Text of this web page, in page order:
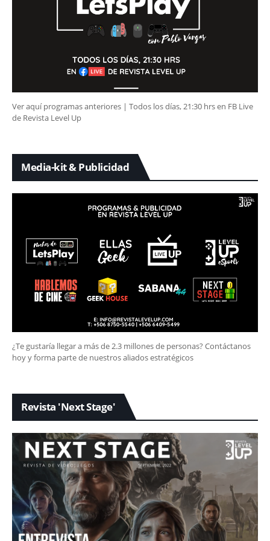
Ver aquí programas anteriores | Todos los días, 21:30 hrs en FB Live
de Revista Level Up
Media-kit & Publicidad
¿Te gustaría llegar a más de 2.3 millones de personas? Contáctanos
hoy y forma parte de nuestros aliados estratégicos
Revista 'Next Stage'